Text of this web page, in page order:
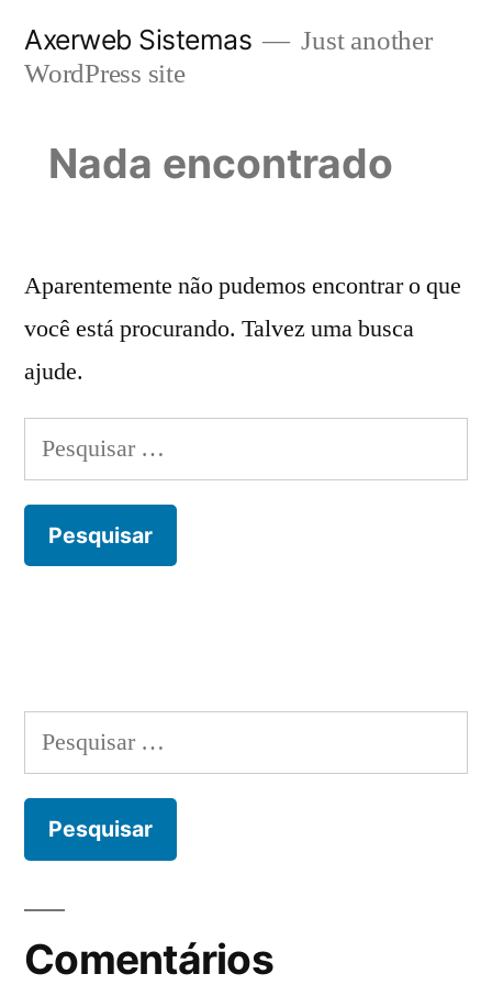
para
conteúdo
Axerweb Sistemas
Just another
WordPress site
Nada encontrado
Aparentemente não pudemos encontrar o que
você está procurando. Talvez uma busca
ajude.
Pesquisar
por:
Pesquisar
por:
Comentários